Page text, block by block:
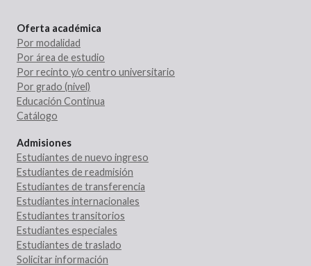
Oferta académica
Por modalidad
Por área de estudio
Por recinto y/o centro universitario
Por grado (nivel)
Educación Continua
Catálogo
Admisiones
Estudiantes de nuevo ingreso
Estudiantes de readmisión
Estudiantes de transferencia
Estudiantes internacionales
Estudiantes transitorios
Estudiantes especiales
Estudiantes de traslado
Solicitar información